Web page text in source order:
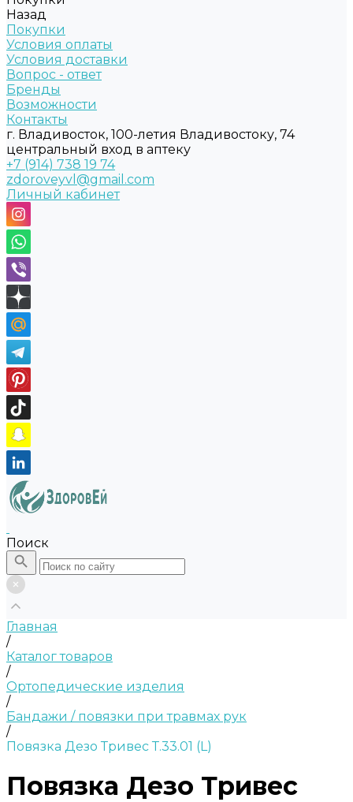
Назад
Покупки
Условия оплаты
Условия доставки
Вопрос - ответ
Бренды
Возможности
Контакты
г. Владивосток, 100-летия Владивостоку, 74
центральный вход в аптеку
+7 (914) 738 19 74
zdoroveyvl@gmail.com
Личный кабинет
Поиск
Главная
/
Каталог товаров
/
Ортопедические изделия
/
Бандажи / повязки при травмах рук
/
Повязка Дезо Тривес Т.33.01 (L)
Повязка Дезо Тривес